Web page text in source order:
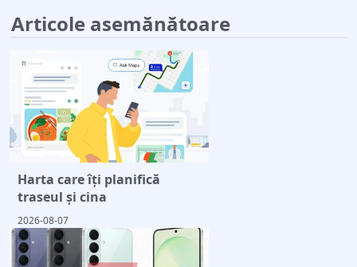
Articole asemănătoare
Harta care îți planifică
traseul și cina
2026-08-07